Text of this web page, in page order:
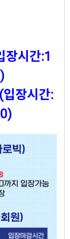
시간:1
장시간: